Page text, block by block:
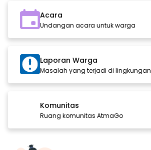
Acara
Undangan acara untuk warga
Laporan Warga
Masalah yang terjadi di lingkungan
Komunitas
Ruang komunitas AtmaGo